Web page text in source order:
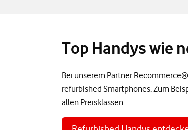
Top Handys wie
Bei unserem Partner
refurbished Smartphones. Zum
allen Preisklassen